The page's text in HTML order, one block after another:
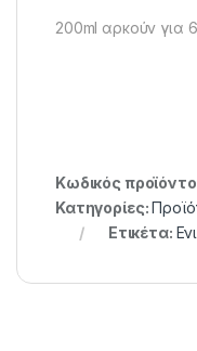
200ml αρκούν για
Κωδικός
Κατηγορίες:
Ετικέτα: